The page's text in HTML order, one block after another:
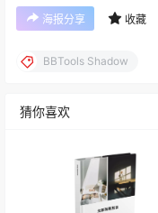
海报分享 收藏
BBTools Shadow
猜你喜欢